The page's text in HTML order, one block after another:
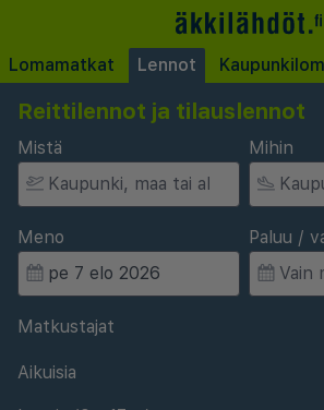
Lomamatkat Lennot
Reittilennot ja tilauslennot
Mistä Mihin
Meno Paluu /
Matkustajat
Aikuisia